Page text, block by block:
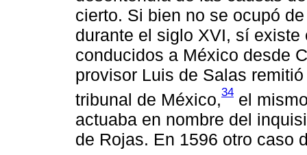
cierto. Si bien no se ocupó
durante el siglo XVI, sí
conducidos a México desde
provisor Luis de Salas
tribunal de México,34 el
actuaba en nombre del
de Rojas. En 1596 otro caso